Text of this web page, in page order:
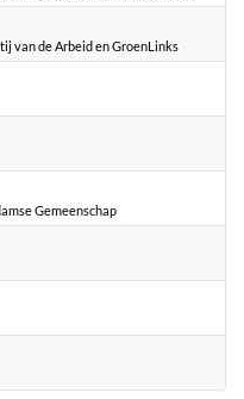
van de Arbeid en GroenLinks
Gemeenschap